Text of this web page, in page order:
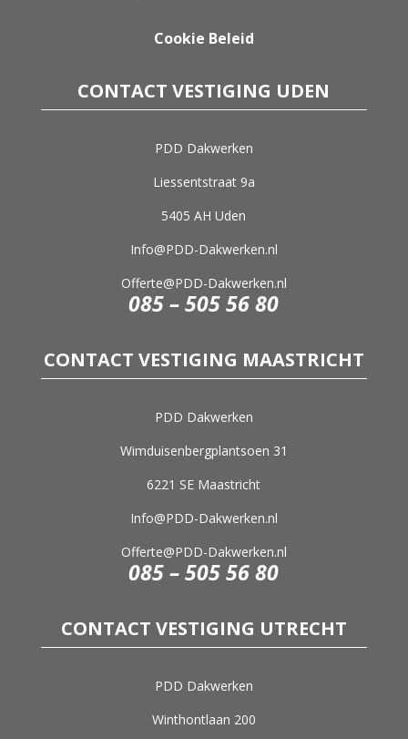
Cookie Beleid
CONTACT VESTIGING UDEN
PDD Dakwerken
Liessentstraat 9a
5405 AH Uden
Info@PDD-Dakwerken.nl
Offerte@PDD-Dakwerken.nl
085 – 505 56 80
CONTACT VESTIGING MAASTRICHT
PDD Dakwerken
Wimduisenbergplantsoen 31
6221 SE Maastricht
Info@PDD-Dakwerken.nl
Offerte@PDD-Dakwerken.nl
085 – 505 56 80
CONTACT VESTIGING UTRECHT
PDD Dakwerken
Winthontlaan 200